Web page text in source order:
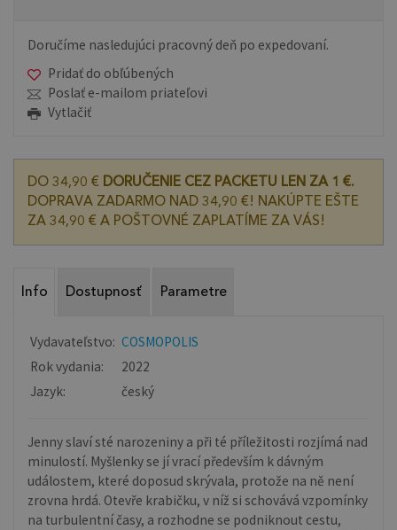
Doručíme nasledujúci pracovný deň po expedovaní.
Pridať do obľúbených
Poslať e-mailom priateľovi
Vytlačiť
DO 34,90 € DORUČENIE CEZ PACKETU LEN ZA 1 €.
DOPRAVA ZADARMO NAD 34,90 €! NAKÚPTE EŠTE
ZA 34,90 € A POŠTOVNÉ ZAPLATÍME ZA VÁS!
Info Dostupnosť Parametre
Vydavateľstvo: COSMOPOLIS
Rok vydania:
2022
Jazyk:
český
Jenny slaví sté narozeniny a při té příležitosti rozjímá nad
minulostí. Myšlenky se jí vrací především k dávným
událostem, které doposud skrývala, protože na ně není
zrovna hrdá. Otevře krabičku, v níž si schovává vzpomínky
na turbulentní časy, a rozhodne se podniknout cestu,